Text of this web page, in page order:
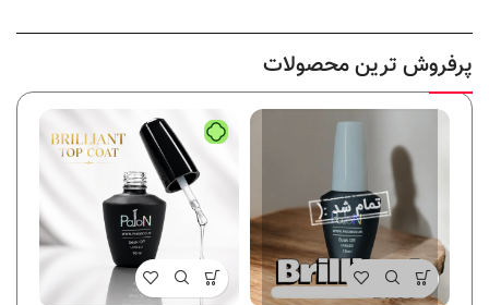
پرفروش ترین محصولات